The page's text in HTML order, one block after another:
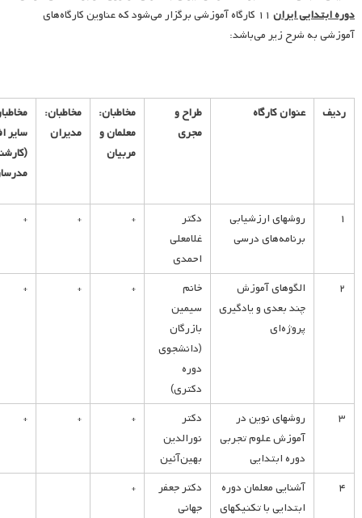
دوره ابتدایی ایران
۱۱ کارگاه آموزشی برگزار می‌شود که عناوین کارگاه‌های
آموزشی به شرح زیر می‌باشد:
ردیف عنوان کارگاه
طراح و
مجری
مخاطبان:
معلمان و
مربیان
مخاطبان:
مدیران
سایر
۱
روشهای ارزشیابی
برنامه‌های درسی
دکتر
غلامعلی
احمدی
*
*
*
۲
الگوهای آموزش
چند بعدی و یادگیری
پروژه‌ای
خانم
سیمین
بازرگان
(دانشجوی
دوره
دکتری)
*
*
*
۳
روشهای نوین در
آموزش علوم تجربی
دوره ابتدایی
دکتر
نورالدین
بهین‌آئین
*
*
*
۴
آشنایی معلمان دوره
ابتدایی با تکنیکهای
دکتر جعفر
جهانی
*